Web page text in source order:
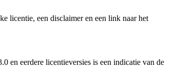
licentie, een disclaimer en een link naar het
en eerdere licentieversies is een indicatie van de